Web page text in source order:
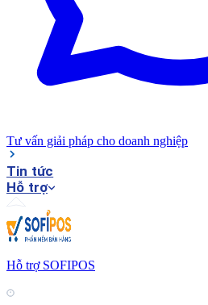
Tư vấn giải pháp cho doanh nghiệp
Tin tức
Hỗ trợ
Hỗ trợ SOFIPOS